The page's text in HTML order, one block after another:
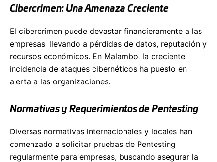
Cibercrimen: Una Amenaza Creciente
El cibercrimen puede devastar financieramente a las
empresas, llevando a pérdidas de datos, reputación y
recursos económicos. En Malambo, la creciente
incidencia de ataques cibernéticos ha puesto en
alerta a las organizaciones.
Normativas y Requerimientos de Pentesting
Diversas normativas internacionales y locales han
comenzado a solicitar pruebas de Pentesting
regularmente para empresas, buscando asegurar la